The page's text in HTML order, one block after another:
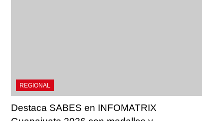
REGIONAL
Destaca SABES en INFOMATRIX